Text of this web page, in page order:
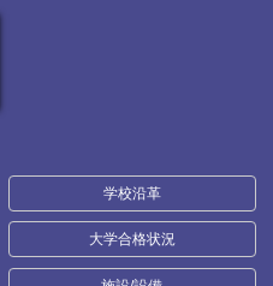
学校沿革
大学合格状況